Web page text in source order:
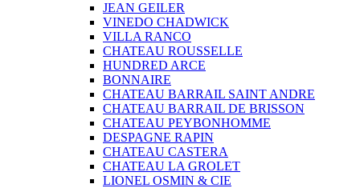
JEAN GEILER
VINEDO CHADWICK
VILLA RANCO
CHATEAU ROUSSELLE
HUNDRED ARCE
BONNAIRE
CHATEAU BARRAIL SAINT ANDRE
CHATEAU BARRAIL DE BRISSON
CHATEAU PEYBONHOMME
DESPAGNE RAPIN
CHATEAU CASTERA
CHATEAU LA GROLET
LIONEL OSMIN & CIE